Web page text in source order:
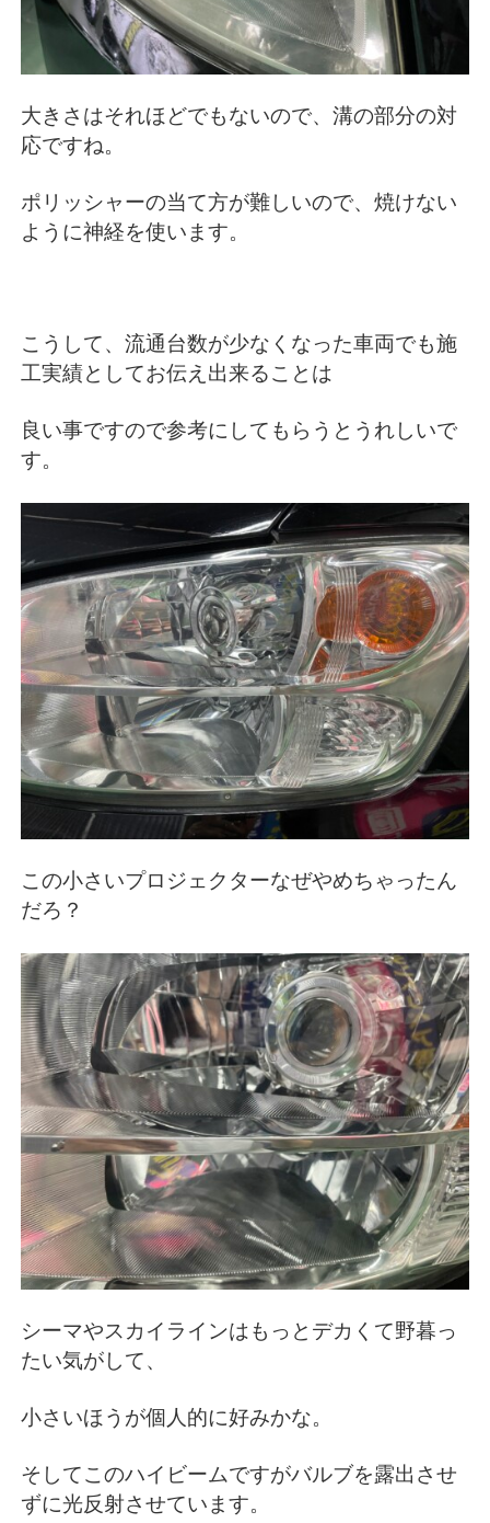
大きさはそれほどでもないので、溝の部分の対
応ですね。
ポリッシャーの当て方が難しいので、焼けない
ように神経を使います。
こうして、流通台数が少なくなった車両でも施
工実績としてお伝え出来ることは
良い事ですので参考にしてもらうとうれしいで
す。
この小さいプロジェクターなぜやめちゃったん
だろ？
シーマやスカイラインはもっとデカくて野暮っ
たい気がして、
小さいほうが個人的に好みかな。
そしてこのハイビームですがバルブを露出させ
ずに光反射させています。